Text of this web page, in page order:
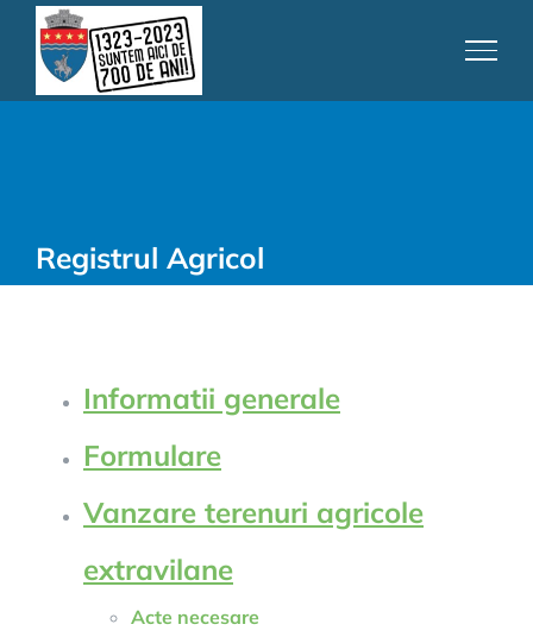
content
Registrul Agricol
Informatii generale
Formulare
Vanzare terenuri agricole
extravilane
Acte necesare